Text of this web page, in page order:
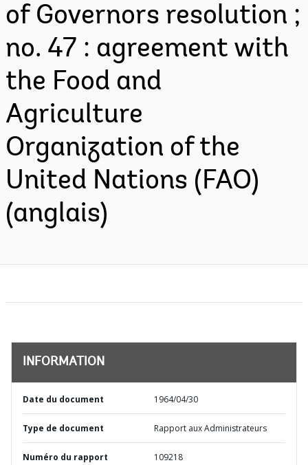
of Governors resolution ;
no. 47 : agreement with
the Food and
Agriculture
Organization of the
United Nations (FAO)
(anglais)
INFORMATION
Date du document 1964/04/30
Type de document Rapport aux Administrateurs
Numéro du rapport 109218